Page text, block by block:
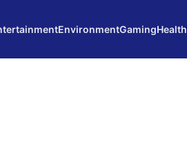
EnvironmentGamingHealth